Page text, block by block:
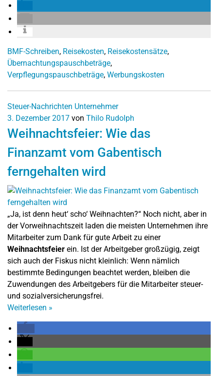
BMF-Schreiben, Reisekosten, Reisekostensätze,
Übernachtungspauschbeträge,
Verpflegungspauschbeträge, Werbungskosten
Steuer-Nachrichten Unternehmer
3. Dezember 2017 von Thilo Rudolph
Weihnachtsfeier: Wie das
Finanzamt vom Gabentisch
ferngehalten wird
„Ja, ist denn heut‘ scho‘ Weihnachten?“ Noch nicht, aber in
der Vorweihnachtszeit laden die meisten Unternehmen ihre
Mitarbeiter zum Dank für gute Arbeit zu einer
Weihnachtsfeier ein. Ist der Arbeitgeber großzügig, zeigt
sich auch der Fiskus nicht kleinlich: Wenn nämlich
bestimmte Bedingungen beachtet werden, bleiben die
Zuwendungen des Arbeitgebers für die Mitarbeiter steuer-
und sozialversicherungsfrei.
Weiterlesen »